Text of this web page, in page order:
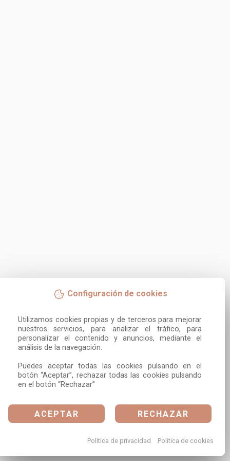
Configuración de cookies
Utilizamos cookies propias y de terceros para mejorar
nuestros servicios, para analizar el tráfico, para
personalizar el contenido y anuncios, mediante el
análisis de la navegación.
Puedes aceptar todas las cookies pulsando en el
botón “Aceptar”, rechazar todas las cookies pulsando
en el botón “Rechazar”
ACEPTAR RECHAZAR
Política de privacidad Política de cookies